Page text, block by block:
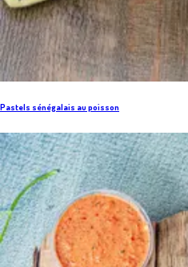
Pastels sénégalais au poisson